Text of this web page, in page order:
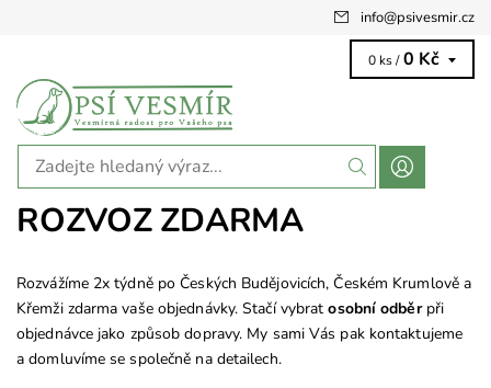
info@psivesmir.cz
0 ks / 0 Kč
ROZVOZ ZDARMA
Rozvážíme 2x týdně po Českých Budějovicích, Českém Krumlově a
Křemži zdarma vaše objednávky. Stačí vybrat osobní odběrpři
objednávce jako způsob dopravy. My sami Vás pak kontaktujeme
a domluvíme se společně na detailech.